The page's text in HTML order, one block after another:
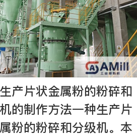
产片状金属粉的粉碎和
的制作方法一种生产片
粉的粉碎和分级机。本